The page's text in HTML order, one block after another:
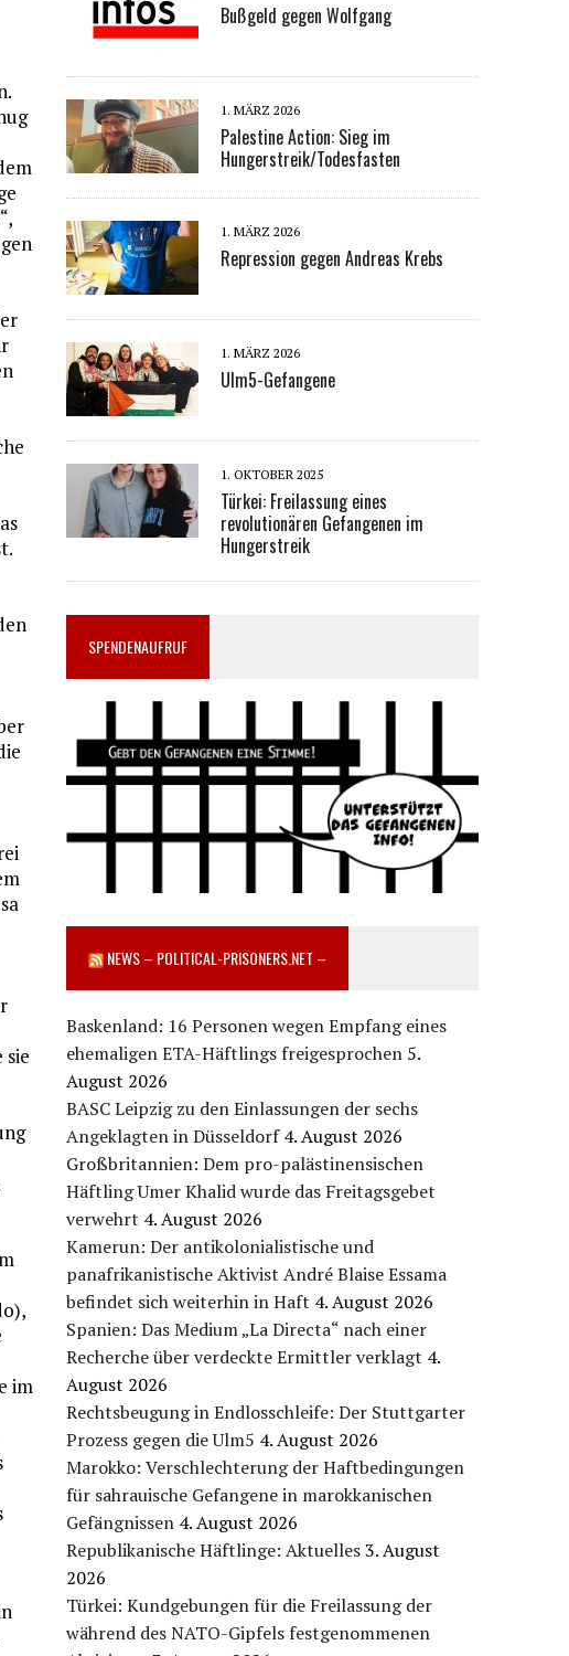
sie
im
Bußgeld gegen Wolfgang
1. MÄRZ 2026
Palestine Action: Sieg im
Hungerstreik/Todesfasten
1. MÄRZ 2026
Repression gegen Andreas Krebs
1. MÄRZ 2026
Ulm5-Gefangene
1. OKTOBER 2025
Türkei: Freilassung eines
revolutionären Gefangenen im
Hungerstreik
SPENDENAUFRUF
NEWS – POLITICAL-PRISONERS.NET –
Baskenland: 16 Personen wegen Empfang eines
ehemaligen ETA-Häftlings freigesprochen 5.
August 2026
BASC Leipzig zu den Einlassungen der sechs
Angeklagten in Düsseldorf 4. August 2026
Großbritannien: Dem pro-palästinensischen
Häftling Umer Khalid wurde das Freitagsgebet
verwehrt 4. August 2026
Kamerun: Der antikolonialistische und
panafrikanistische Aktivist André Blaise Essama
befindet sich weiterhin in Haft 4. August 2026
Spanien: Das Medium „La Directa“ nach einer
Recherche über verdeckte Ermittler verklagt 4.
August 2026
Rechtsbeugung in Endlosschleife: Der Stuttgarter
Prozess gegen die Ulm5 4. August 2026
Marokko: Verschlechterung der Haftbedingungen
für sahrauische Gefangene in marokkanischen
Gefängnissen 4. August 2026
Republikanische Häftlinge: Aktuelles3. August
2026
Türkei: Kundgebungen für die Freilassung der
während des NATO-Gipfels festgenommenen